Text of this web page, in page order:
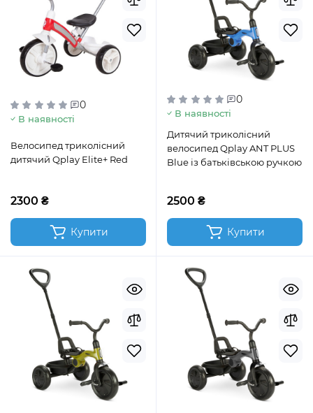
0
В наявності
Велосипед триколісний
дитячий Qplay Elite+ Red
2300 ₴
Купити
0
В наявності
Дитячий триколісний
велосипед Qplay ANT PLUS
Blue із батьківською ручкою
2500 ₴
Купити